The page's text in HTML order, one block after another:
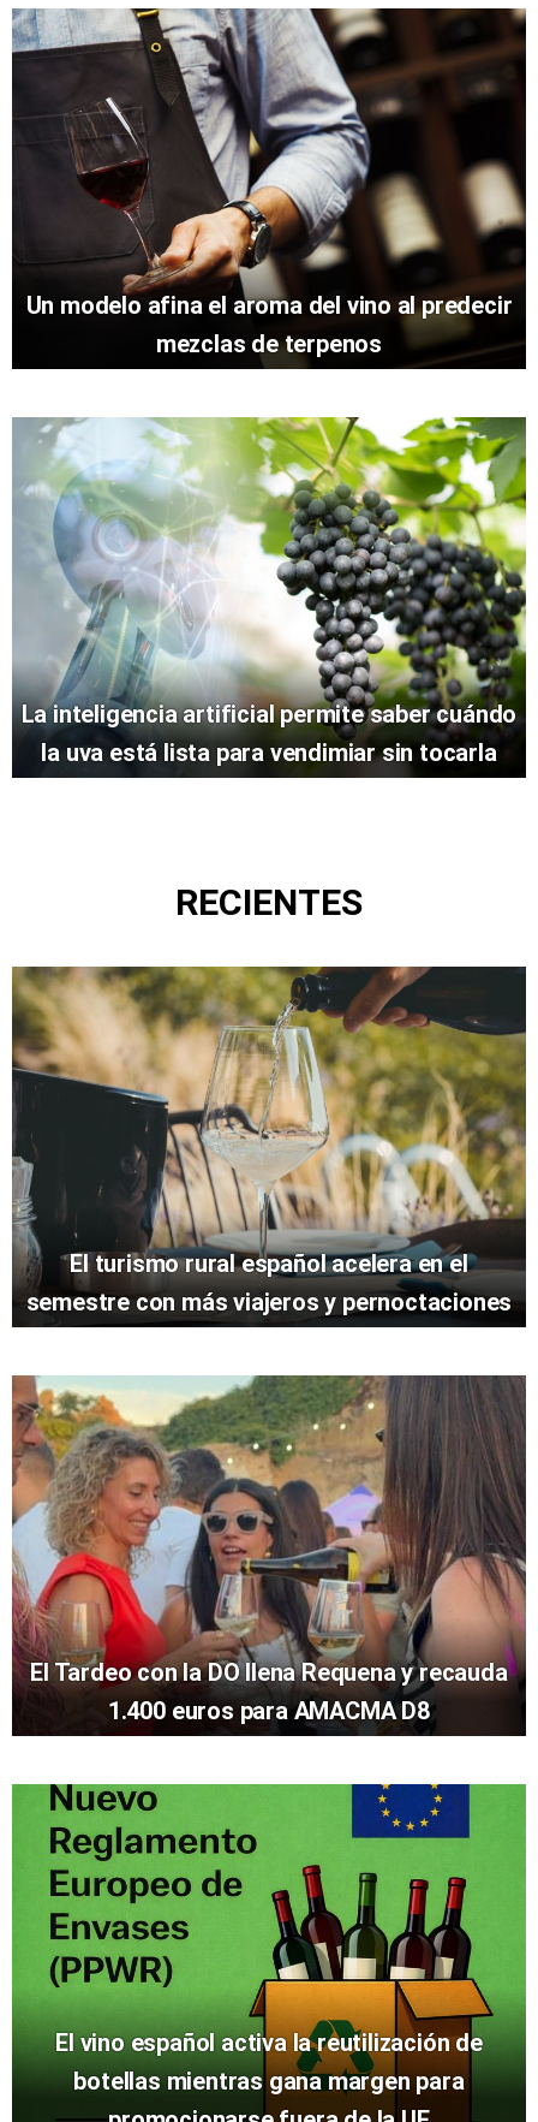
Un modelo afina el aroma del vino al predecir
mezclas de terpenos
La inteligencia artificial permite saber cuándo
la uva está lista para vendimiar sin tocarla
RECIENTES
El turismo rural español acelera en el
semestre con más viajeros y pernoctaciones
El Tardeo con la DO llena Requena y recauda
1.400 euros para AMACMA D8
El vino español activa la reutilización de
botellas mientras gana margen para